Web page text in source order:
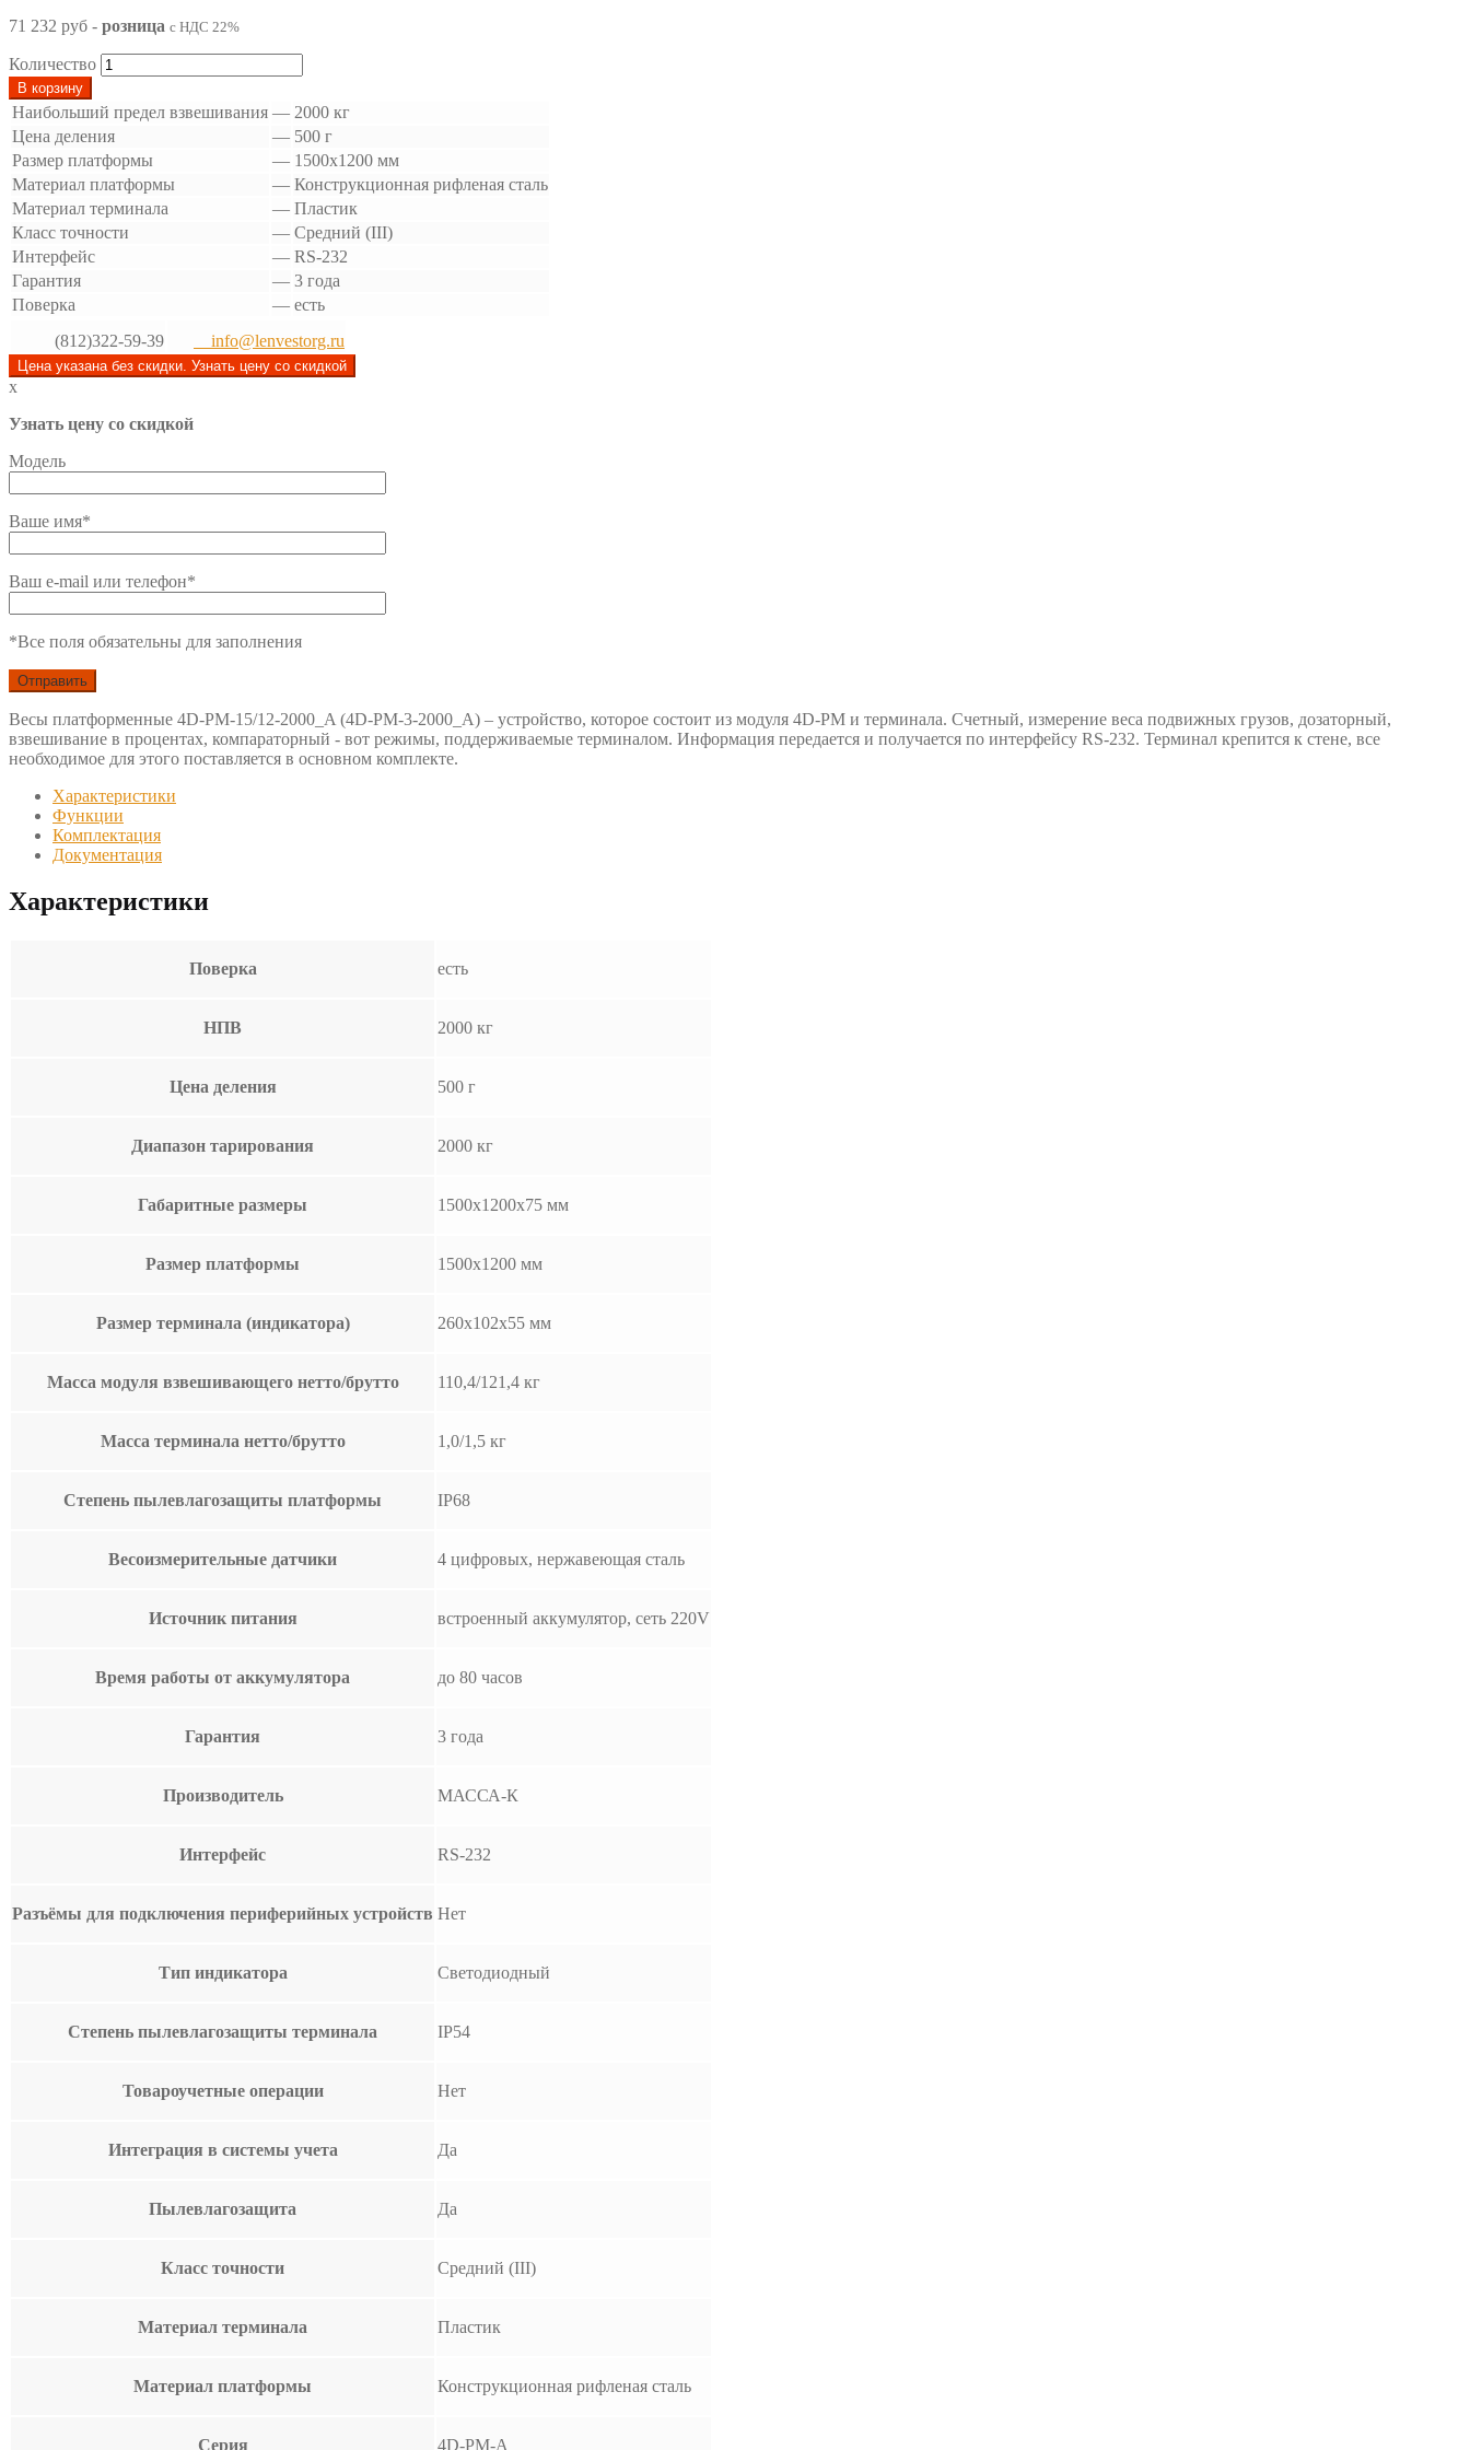
71 232 руб - розница с НДС 22%
Количество
В корзину
Наибольший предел взвешивания — 2000 кг
Цена деления
— 500 г
Размер платформы
— 1500х1200 мм
Материал платформы
— Конструкционная рифленая сталь
Материал терминала
— Пластик
Класс точности
— Средний (III)
Интерфейс
— RS-232
Гарантия
— 3 года
Поверка
— есть
(812)322-59-39
info@lenvestorg.ru
Цена указана без скидки. Узнать цену со скидкой
x
Узнать цену со скидкой
Модель
Ваше имя*
Ваш e-mail или телефон*
*Все поля обязательны для заполнения
Весы платформенные 4D-PM-15/12-2000_A (4D-PM-3-2000_A) – устройство, которое состоит из модуля 4D-PM и терминала. Счетный, измерение веса подвижных грузов, дозаторный,
взвешивание в процентах, компараторный - вот режимы, поддерживаемые терминалом. Информация передается и получается по интерфейсу RS-232. Терминал крепится к стене, все
необходимое для этого поставляется в основном комплекте.
Характеристики
Функции
Комплектация
Документация
Характеристики
Поверка есть
НПВ 2000 кг
Цена деления 500 г
Диапазон тарирования 2000 кг
Габаритные размеры 1500х1200х75 мм
Размер платформы 1500х1200 мм
Размер терминала (индикатора) 260x102x55 мм
Масса модуля взвешивающего нетто/брутто 110,4/121,4 кг
Масса терминала нетто/брутто 1,0/1,5 кг
Степень пылевлагозащиты платформы IP68
Весоизмерительные датчики 4 цифровых, нержавеющая сталь
Источник питания встроенный аккумулятор, сеть 220V
Время работы от аккумулятора до 80 часов
Гарантия 3 года
Производитель МАССА-К
Интерфейс RS-232
Разъёмы для подключения периферийных устройств Нет
Тип индикатора Светодиодный
Степень пылевлагозащиты терминала IP54
Товароучетные операции Нет
Интеграция в системы учета Да
Пылевлагозащита Да
Класс точности Средний (III)
Материал терминала Пластик
Материал платформы Конструкционная рифленая сталь
Серия 4D-PM-A